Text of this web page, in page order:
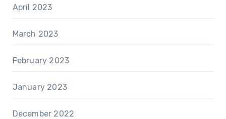
April 2023
March 2023
February 2023
January 2023
December 2022